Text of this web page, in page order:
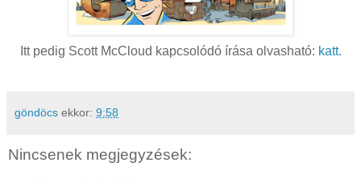
Itt pedig Scott McCloud kapcsolódó írása olvasható: katt.
göndöcs ekkor: 9:58
Nincsenek megjegyzések: